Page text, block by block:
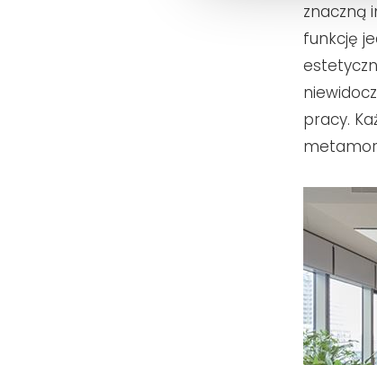
znaczną
funkcję
pracy.